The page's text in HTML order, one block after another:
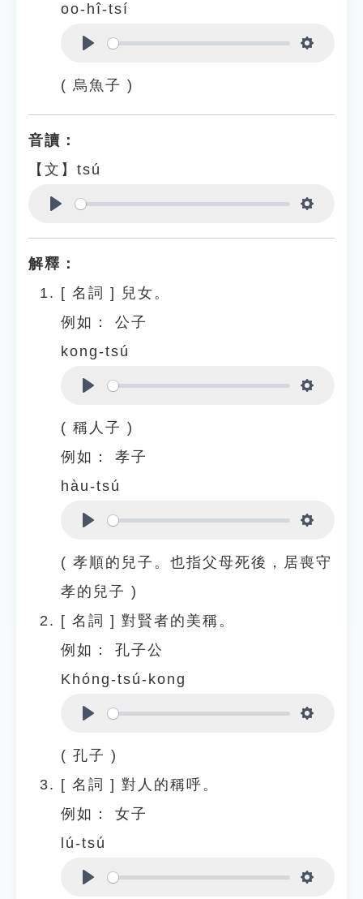
oo-hî-tsí
( 烏魚子 )
音讀：
【文】tsú
解釋：
[ 名詞 ] 兒女。
例如：
公子
kong-tsú
( 稱人子 )
例如：
孝子
hàu-tsú
( 孝順的兒子。也指父母死後，居喪守
孝的兒子 )
[ 名詞 ] 對賢者的美稱。
例如：
孔子公
Khóng-tsú-kong
( 孔子 )
[ 名詞 ] 對人的稱呼。
例如：
女子
lú-tsú